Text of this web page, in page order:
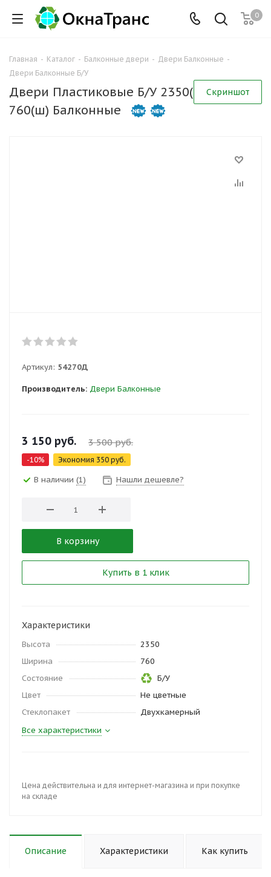
0
Главная - Каталог - Балконные двери - Двери Балконные -
Двери Балконные Б/У
Скриншот
Двери Пластиковые Б/У 2350(в) х
760(ш) Балконные
Артикул: 54270Д
Производитель: Двери Балконные
3 150 руб. 3 500руб.
-10% Экономия 350 руб.
В наличии (1) Нашли дешевле?
В корзину
Купить в 1 клик
Характеристики
Высота
2350
Ширина
760
Состояние
Б/У
Цвет
Не цветные
Стеклопакет
Двухкамерный
Все характеристики
Цена действительна и для интернет-магазина и при покупке
на складе
Описание Характеристики Как купить